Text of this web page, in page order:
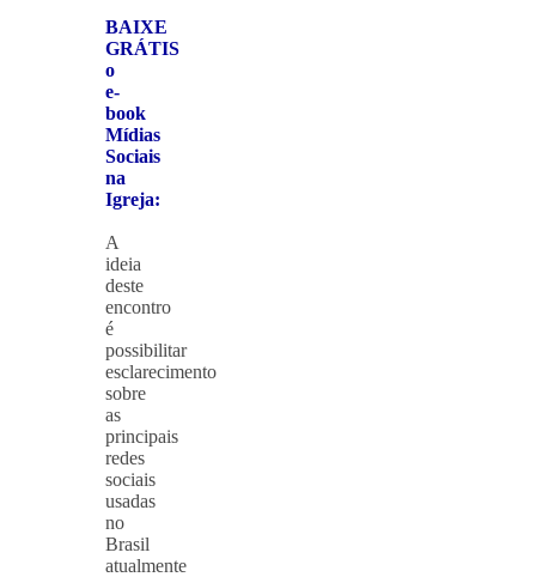
BAIXE
GRÁTIS
o
e-
book
Mídias
Sociais
na
Igreja:
A
ideia
deste
encontro
é
possibilitar
esclarecimento
sobre
as
principais
redes
sociais
usadas
no
Brasil
atualmente